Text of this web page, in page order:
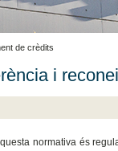
de crèdits
i
normativa és